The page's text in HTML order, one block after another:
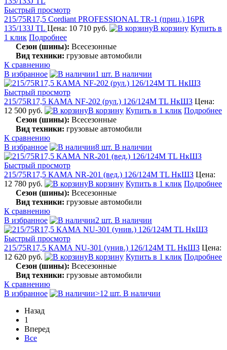
Быстрый просмотр
215/75R17,5 Cordiant PROFESSIONAL TR-1 (приц.) 16PR
135/133J TL Цена: 10 710 руб. В корзину Купить в
1 клик Подробнее
Сезон (шины): Всесезонные
Вид техники: грузовые автомобили
К сравнению
В избранное
1 шт. В наличии
Быстрый просмотр
215/75R17,5 КАМА NF-202 (рул.) 126/124M TL НкШЗ Цена:
12 500 руб.
В корзину Купить в 1 клик Подробнее
Сезон (шины): Всесезонные
Вид техники: грузовые автомобили
К сравнению
В избранное
8 шт. В наличии
Быстрый просмотр
215/75R17,5 КАМА NR-201 (вед.) 126/124M TL НкШЗ Цена:
12 780 руб.
В корзину Купить в 1 клик Подробнее
Сезон (шины): Всесезонные
Вид техники: грузовые автомобили
К сравнению
В избранное
2 шт. В наличии
Быстрый просмотр
215/75R17,5 КАМА NU-301 (унив.) 126/124M TL НкШЗ Цена:
12 620 руб.
В корзину Купить в 1 клик Подробнее
Сезон (шины): Всесезонные
Вид техники: грузовые автомобили
К сравнению
В избранное
>12 шт. В наличии
Назад
1
Вперед
Все